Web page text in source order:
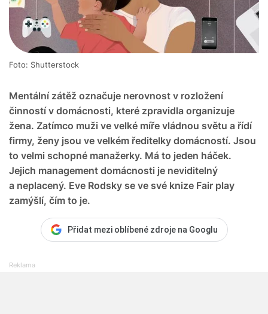
Mentální zátěž označuje nerovnost v rozložení
činností v domácnosti, které zpravidla organizuje
žena. Zatímco muži ve velké míře vládnou světu a řídí
firmy, ženy jsou ve velkém ředitelky domácností. Jsou
to velmi schopné manažerky. Má to jeden háček.
Jejich management domácnosti je neviditelný
a neplacený. Eve Rodsky se ve své knize Fair play
zamýšlí, čím to je.
Foto: Shutterstock
Přidat mezi oblíbené zdroje na Googlu